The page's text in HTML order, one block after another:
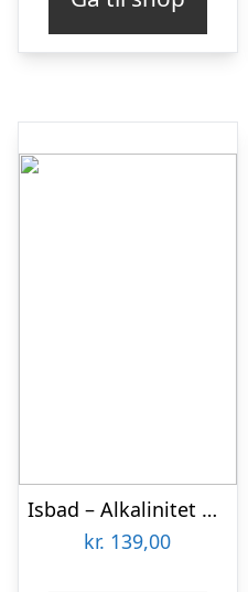
Isbad – Alkalinitet Down
kr. 139,00